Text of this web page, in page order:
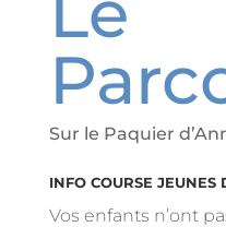
Sur le Paquier
INFO COURSE JEUNES
Vos enfants n’ont